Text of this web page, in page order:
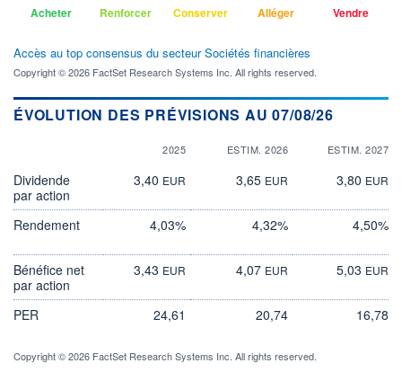
Acheter
Renforcer
Conserver
Alléger
Vendre
Accès au top consensus du secteur Sociétés financières
Copyright © 2026 FactSet Research Systems Inc. All rights reserved.
ÉVOLUTION DES PRÉVISIONS AU 07/08/26
2025 ESTIM. 2026 ESTIM. 2027
Dividende
par action
3,40 EUR 3,65 EUR 3,80 EUR
Rendement 4,03% 4,32% 4,50%
Bénéfice net
par action
3,43 EUR 4,07 EUR 5,03 EUR
PER 24,61 20,74 16,78
Copyright © 2026 FactSet Research Systems Inc. All rights reserved.